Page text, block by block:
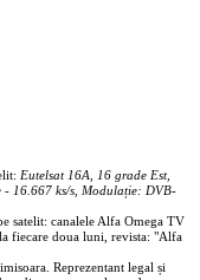
Eutelsat 16A, 16 grade Est,
- 16.667 ks/s, Modulație: DVB-
satelit: canalele Alfa Omega TV
fiecare doua luni, revista: "Alfa
Reprezentant legal și